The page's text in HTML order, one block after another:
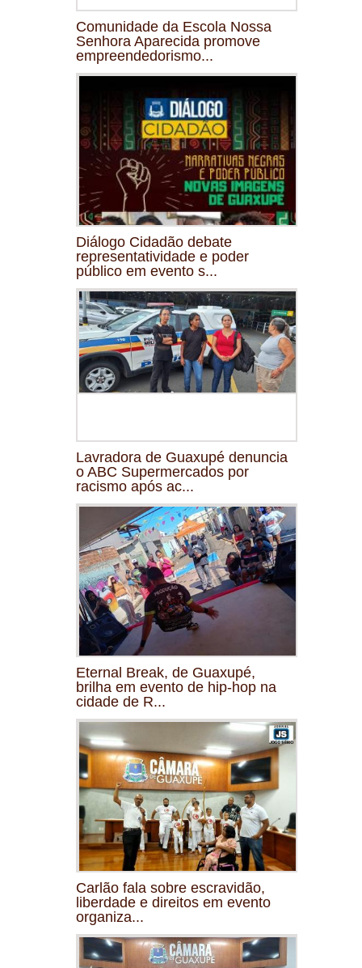
Comunidade da Escola Nossa
Senhora Aparecida promove
empreendedorismo...
Diálogo Cidadão debate
representatividade e poder
público em evento s...
Lavradora de Guaxupé denuncia
o ABC Supermercados por
racismo após ac...
Eternal Break, de Guaxupé,
brilha em evento de hip-hop na
cidade de R...
Carlão fala sobre escravidão,
liberdade e direitos em evento
organiza...